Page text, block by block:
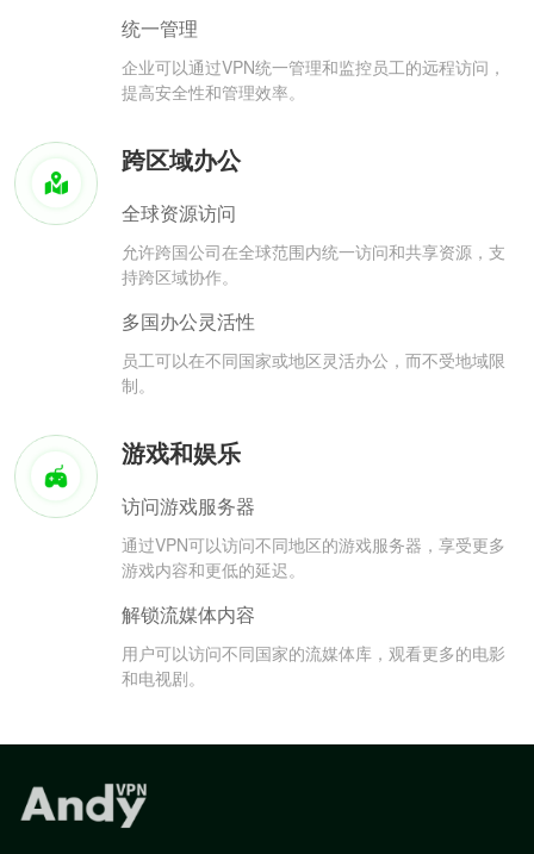
统一管理
企业可以通过VPN统一管理和监控员工的远程访问，
提高安全性和管理效率。
跨区域办公
全球资源访问
允许跨国公司在全球范围内统一访问和共享资源，支
持跨区域协作。
多国办公灵活性
员工可以在不同国家或地区灵活办公，而不受地域限
制。
游戏和娱乐
访问游戏服务器
通过VPN可以访问不同地区的游戏服务器，享受更多
游戏内容和更低的延迟。
解锁流媒体内容
用户可以访问不同国家的流媒体库，观看更多的电影
和电视剧。